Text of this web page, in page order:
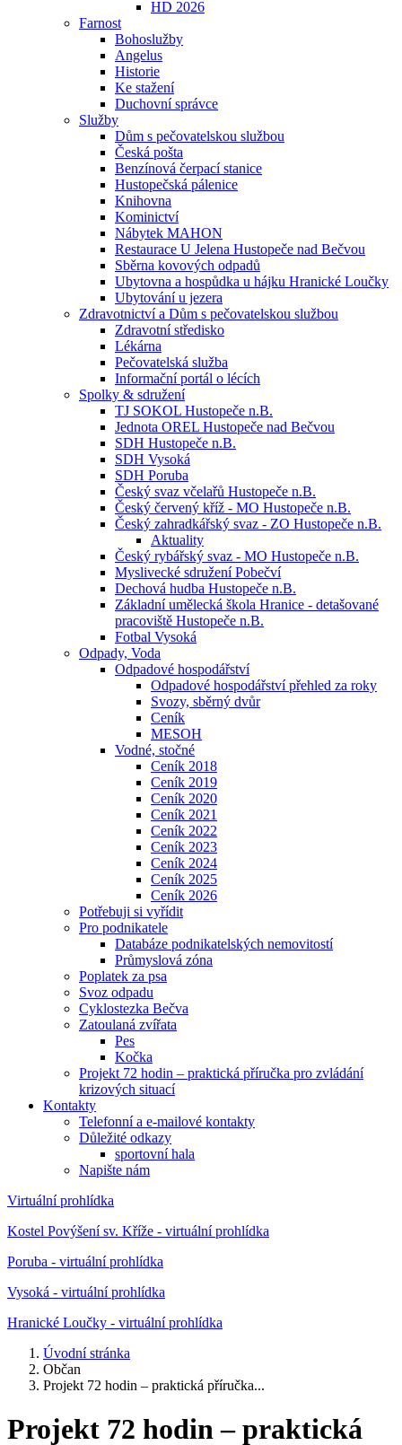
HD 2026
Farnost
Bohoslužby
Angelus
Historie
Ke stažení
Duchovní správce
Služby
Dům s pečovatelskou službou
Česká pošta
Benzínová čerpací stanice
Hustopečská pálenice
Knihovna
Kominictví
Nábytek MAHON
Restaurace U Jelena Hustopeče nad Bečvou
Sběrna kovových odpadů
Ubytovna a hospůdka u hájku Hranické Loučky
Ubytování u jezera
Zdravotnictví a Dům s pečovatelskou službou
Zdravotní středisko
Lékárna
Pečovatelská služba
Informační portál o lécích
Spolky & sdružení
TJ SOKOL Hustopeče n.B.
Jednota OREL Hustopeče nad Bečvou
SDH Hustopeče n.B.
SDH Vysoká
SDH Poruba
Český svaz včelařů Hustopeče n.B.
Český červený kříž - MO Hustopeče n.B.
Český zahradkářský svaz - ZO Hustopeče n.B.
Aktuality
Český rybářský svaz - MO Hustopeče n.B.
Myslivecké sdružení Pobečví
Dechová hudba Hustopeče n.B.
Základní umělecká škola Hranice - detašované
pracoviště Hustopeče n.B.
Fotbal Vysoká
Odpady, Voda
Odpadové hospodářství
Odpadové hospodářství přehled za roky
Svozy, sběrný dvůr
Ceník
MESOH
Vodné, stočné
Ceník 2018
Ceník 2019
Ceník 2020
Ceník 2021
Ceník 2022
Ceník 2023
Ceník 2024
Ceník 2025
Ceník 2026
Potřebuji si vyřídit
Pro podnikatele
Databáze podnikatelských nemovitostí
Průmyslová zóna
Poplatek za psa
Svoz odpadu
Cyklostezka Bečva
Zatoulaná zvířata
Pes
Kočka
Projekt 72 hodin – praktická příručka pro zvládání
krizových situací
Kontakty
Telefonní a e-mailové kontakty
Důležité odkazy
sportovní hala
Napište nám
Virtuální prohlídka
Kostel Povýšení sv. Kříže - virtuální prohlídka
Poruba - virtuální prohlídka
Vysoká - virtuální prohlídka
Hranické Loučky - virtuální prohlídka
Úvodní stránka
Občan
Projekt 72 hodin – praktická příručka...
Projekt 72 hodin – praktická